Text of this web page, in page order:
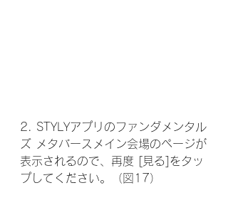
2. STYLYアプリのファンダメンタル
ズ メタバースメイン会場のページが
表示されるので、再度 [見る]をタッ
プしてください。（図17）